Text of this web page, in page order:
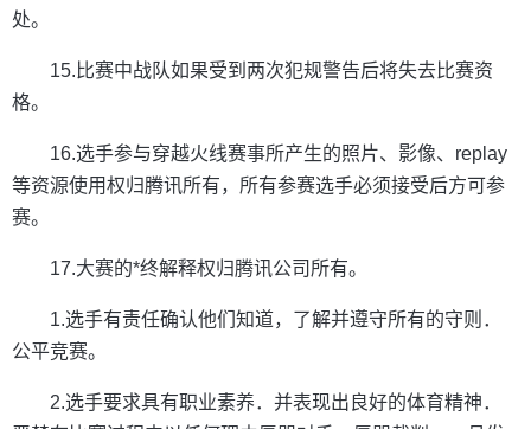
处。
15.比赛中战队如果受到两次犯规警告后将失去比赛资
格。
16.选手参与穿越火线赛事所产生的照片、影像、replay
等资源使用权归腾讯所有，所有参赛选手必须接受后方可参
赛。
17.大赛的*终解释权归腾讯公司所有。
1.选手有责任确认他们知道，了解并遵守所有的守则．
公平竞赛。
2.选手要求具有职业素养．并表现出良好的体育精神．